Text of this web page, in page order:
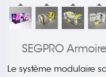
SEGPRO
Le système modulaire